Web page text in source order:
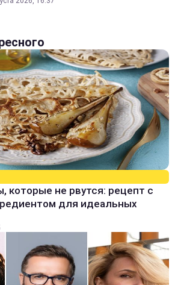
которые не рвутся: рецепт с
для идеальных